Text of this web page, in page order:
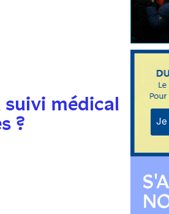
médical
?
Je